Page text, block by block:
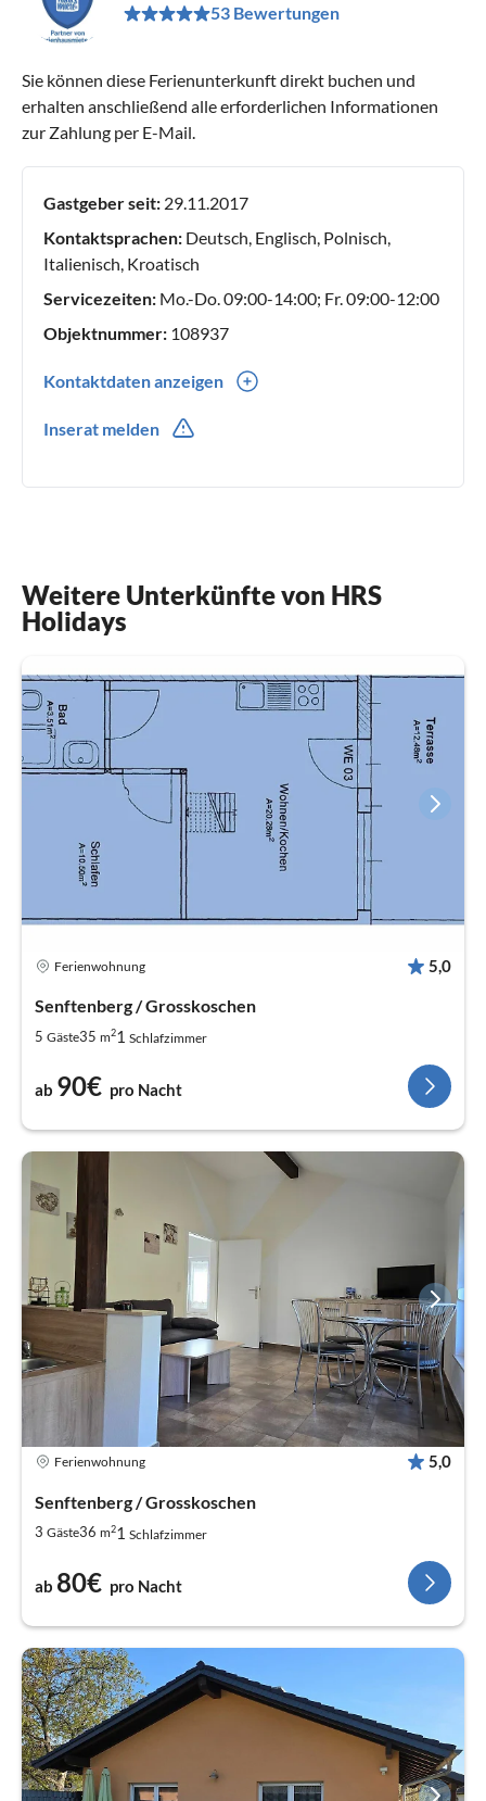
53 Bewertungen
Sie können diese Ferienunterkunft direkt buchen und
erhalten anschließend alle erforderlichen Informationen
zur Zahlung per E-Mail.
Gastgeber seit: 29.11.2017
Kontaktsprachen: Deutsch, Englisch, Polnisch,
Italienisch, Kroatisch
Servicezeiten: Mo.-Do. 09:00-14:00; Fr. 09:00-12:00
Objektnummer: 108937
Kontaktdaten anzeigen
Inserat melden
Weitere Unterkünfte von HRS
Holidays
Ferienwohnung 5,0
Senftenberg / Grosskoschen
5 Gäste35 m21 Schlafzimmer
ab 90€ pro Nacht
Ferienwohnung 5,0
Senftenberg / Grosskoschen
3 Gäste36 m21 Schlafzimmer
ab 80€ pro Nacht